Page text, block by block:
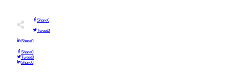
Share0
Tweet0
Share0
Share0
Tweet0
Share0